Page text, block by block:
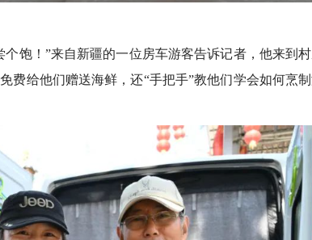
！”来自新疆的一位房车游客告诉记者，他来到
给他们赠送海鲜，还“手把手”教他们学会如何烹